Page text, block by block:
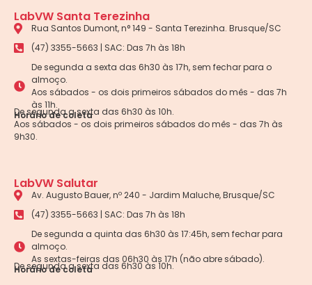
LabVW Santa Terezinha
Rua Santos Dumont, n° 149 - Santa Terezinha. Brusque/SC
(47) 3355-5663 | SAC: Das 7h às 18h
De segunda a sexta das 6h30 às 17h, sem fechar para o
almoço.
Aos sábados - os dois primeiros sábados do mês - das 7h
às 11h.
Horário de coleta
De segunda a sexta das 6h30 às 10h.
Aos sábados - os dois primeiros sábados do mês - das 7h às
9h30.
LabVW Salutar
Av. Augusto Bauer, nº 240 - Jardim Maluche, Brusque/SC
(47) 3355-5663 | SAC: Das 7h às 18h
De segunda a quinta das 6h30 às 17:45h, sem fechar para
almoço.
As sextas-feiras das 06h30 às 17h (não abre sábado).
Horário de coleta
De segunda a sexta das 6h30 às 10h.